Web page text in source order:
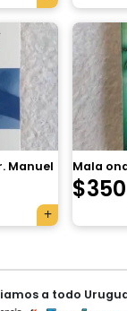
Manuel
Mala
$350
a todo
carrito está
automáticamente.